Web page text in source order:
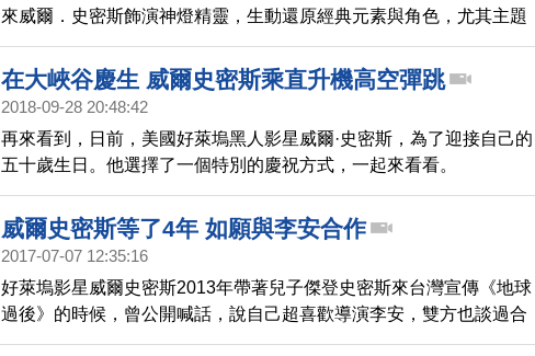
來威爾．史密斯飾演神燈精靈，生動還原經典元素與角色，尤其主題
曲《嶄新的世界》，更是粉絲心中的神曲，當音樂響起，那份懷舊情
愫也將被重新喚起。
在大峽谷慶生 威爾史密斯乘直升機高空彈跳
2018-09-28 20:48:42
再來看到，日前，美國好萊塢黑人影星威爾·史密斯，為了迎接自己的
五十歲生日。他選擇了一個特別的慶祝方式，一起來看看。
威爾史密斯等了4年 如願與李安合作
2017-07-07 12:35:16
好萊塢影星威爾史密斯2013年帶著兒子傑登史密斯來台灣宣傳《地球
過後》的時候，曾公開喊話，說自己超喜歡導演李安，雙方也談過合
作的可能，不過一直沒有成案，現在，這個願望，終於要實現了。